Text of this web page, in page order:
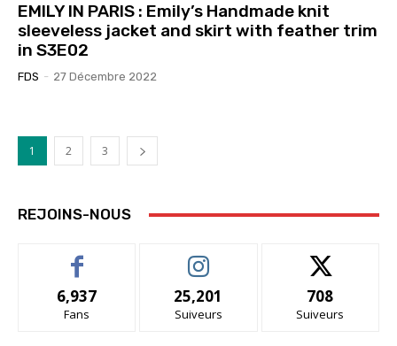
EMILY IN PARIS : Emily’s Handmade knit
sleeveless jacket and skirt with feather trim
in S3E02
FDS - 27 Décembre 2022
1 2 3
REJOINS-NOUS
6,937
Fans
25,201
Suiveurs
708
Suiveurs